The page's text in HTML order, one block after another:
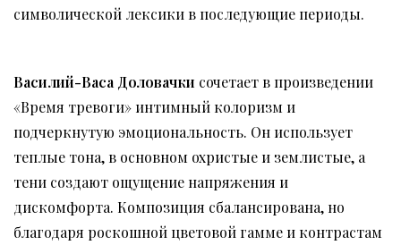
символической лексики в последующие периоды.
Василий-Васа Доловачки сочетает в произведении
«Время тревоги» интимный колоризм и
подчеркнутую эмоциональность. Он использует
теплые тона, в основном охристые и землистые, а
тени создают ощущение напряжения и
дискомфорта. Композиция сбалансирована, но
благодаря роскошной цветовой гамме и контрастам